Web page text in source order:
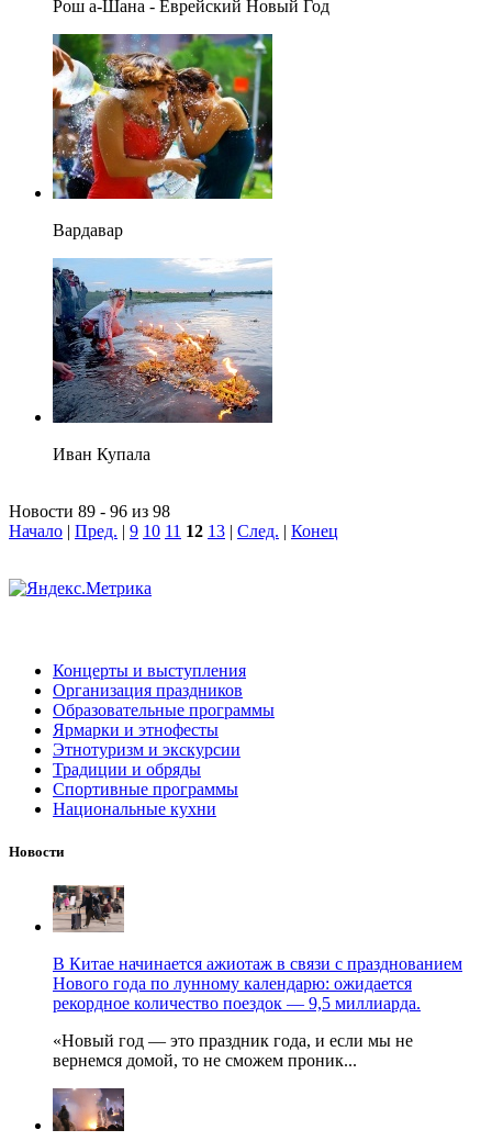
Рош а-Шана - Еврейский Новый Год
Вардавар
Иван Купала
Новости 89 - 96 из 98
Начало | Пред. | 9 10 11 12 13 | След. | Конец
Концерты и выступления
Организация праздников
Образовательные программы
Ярмарки и этнофесты
Этнотуризм и экскурсии
Традиции и обряды
Спортивные программы
Национальные кухни
Новости
В Китае начинается ажиотаж в связи с празднованием
Нового года по лунному календарю: ожидается
рекордное количество поездок — 9,5 миллиарда.
«Новый год — это праздник года, и если мы не
вернемся домой, то не сможем проник...